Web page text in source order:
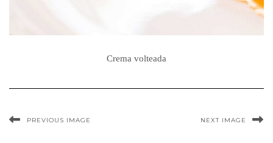
Crema volteada
PREVIOUS IMAGE NEXT IMAGE